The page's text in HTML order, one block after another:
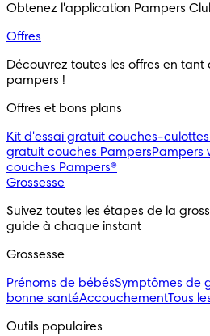
Obtenez l'application Pampers
Offres
Découvrez toutes les offres en
pampers !
Offres et bons plans
Kit d'essai gratuit couches-
gratuit couches PampersPampers
couches Pampers®
Grossesse
Suivez toutes les étapes de la
guide à chaque instant
Grossesse
Prénoms de bébésSymptômes de
bonne santéAccouchementTous
Outils populaires